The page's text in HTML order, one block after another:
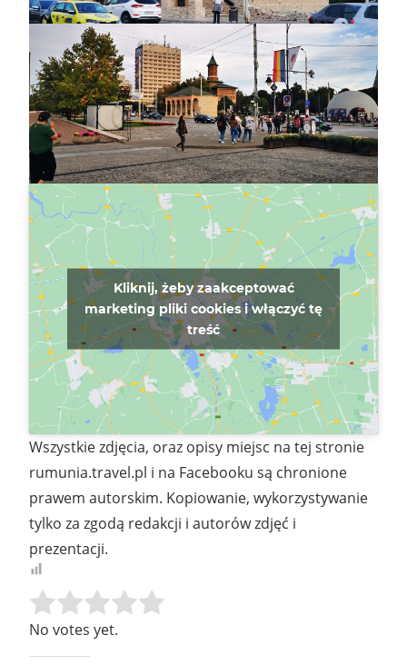
Kliknij, żeby zaakceptować
marketing pliki cookies i włączyć tę
treść
Wszystkie zdjęcia, oraz opisy miejsc na tej stronie
rumunia.travel.pl i na Facebooku są chronione
prawem autorskim. Kopiowanie, wykorzystywanie
tylko za zgodą redakcji i autorów zdjęć i
prezentacji.
Rate this item:
No votes yet.